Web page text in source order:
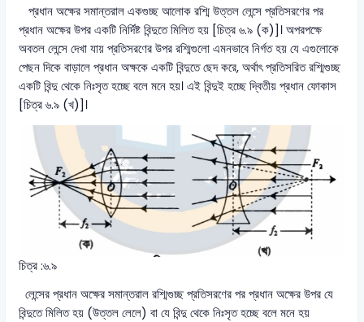
প্রধান অক্ষের সমান্তরাল একগুচ্ছ আলোক রশ্মি উত্তল লেন্সে প্রতিসরণের পর
প্রধান অক্ষের উপর একটি নির্দিষ্ট বিন্দুতে মিলিত হয় [চিত্র ৬.৯ (ক)]। অপরপক্ষে
অবতল লেন্সে দেখা যায় প্রতিসরণের উপর রশ্মিগুলো এমনভাবে নির্গত হয় যে এগুলোকে
পেছন দিকে বাড়ালে প্রধান অক্ষকে একটি বিন্দুতে ছেদ করে, অর্থাৎ প্রতিসরিত রশ্মিগুচ্ছ
একটি বিন্দু থেকে নিঃসৃত হচ্ছে বলে মনে হয়। এই বিন্দুই হচ্ছে দ্বিতীয় প্রধান ফোকাস
[চিত্র ৬.৯ (খ)]।
চিত্র :৬.৯
লেন্সের প্রধান অক্ষের সমান্তরাল রশ্মিগুচ্ছ প্রতিসরণের পর প্রধান অক্ষের উপর যে
বিন্দুতে মিলিত হয় (উত্তল লেলে) বা যে বিন্দু থেকে নিঃসৃত হচ্ছে বলে মনে হয়